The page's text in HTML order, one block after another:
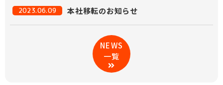
2023.06.09 本社移転のお知らせ
NEWS
一覧